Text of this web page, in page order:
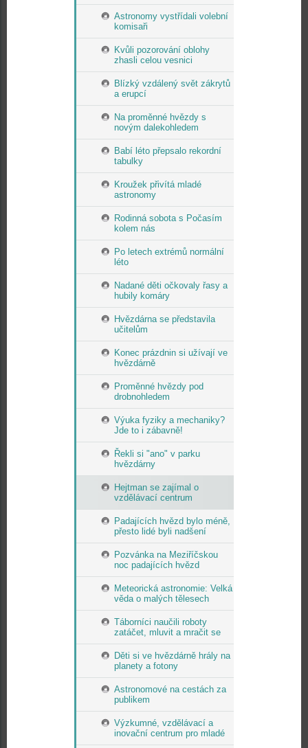
Astronomy vystřídali volební
komisaři
Kvůli pozorování oblohy
zhasli celou vesnici
Blízký vzdálený svět zákrytů
a erupcí
Na proměnné hvězdy s
novým dalekohledem
Babí léto přepsalo rekordní
tabulky
Kroužek přivítá mladé
astronomy
Rodinná sobota s Počasím
kolem nás
Po letech extrémů normální
léto
Nadané děti očkovaly řasy a
hubily komáry
Hvězdárna se představila
učitelům
Konec prázdnin si užívají ve
hvězdárně
Proměnné hvězdy pod
drobnohledem
Výuka fyziky a mechaniky?
Jde to i zábavně!
Řekli si "ano" v parku
hvězdárny
Hejtman se zajímal o
vzdělávací centrum
Padajících hvězd bylo méně,
přesto lidé byli nadšení
Pozvánka na Meziříčskou
noc padajících hvězd
Meteorická astronomie: Velká
věda o malých tělesech
Táborníci naučili roboty
zatáčet, mluvit a mračit se
Děti si ve hvězdárně hrály na
planety a fotony
Astronomové na cestách za
publikem
Výzkumné, vzdělávací a
inovační centrum pro mladé